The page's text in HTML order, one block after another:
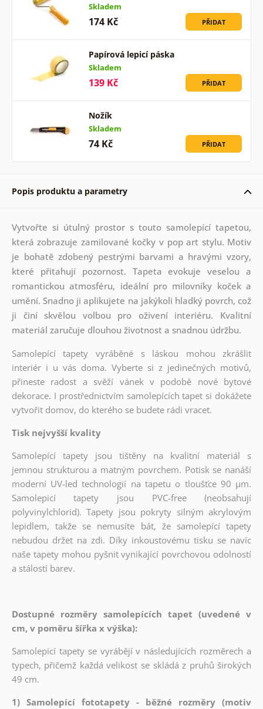
Skladem
174 Kč PŘIDAT
Papírová lepicí páska
Skladem
139 Kč PŘIDAT
Nožík
Skladem
74 Kč PŘIDAT
Popis produktu a parametry
Vytvořte si útulný prostor s touto samolepící tapetou,
která zobrazuje zamilované kočky v pop art stylu. Motiv
je bohatě zdobený pestrými barvami a hravými vzory,
které přitahují pozornost. Tapeta evokuje veselou a
romantickou atmosféru, ideální pro milovníky koček a
umění. Snadno ji aplikujete na jakýkoli hladký povrch, což
ji činí skvělou volbou pro oživení interiéru. Kvalitní
materiál zaručuje dlouhou životnost a snadnou údržbu.
Samolepící tapety vyráběné s láskou mohou zkrášlit
interiér i u vás doma. Vyberte si z jedinečných motivů,
přineste radost a svěží vánek v podobě nové bytové
dekorace. I prostřednictvím samolepících tapet si dokážete
vytvořit domov, do kterého se budete rádi vracet.
Tisk nejvyšší kvality
Samolepící tapety jsou tištěny na kvalitní materiál s
jemnou strukturou a matným povrchem. Potisk se nanáší
moderní UV-led technologií na tapetu o tloušťce 90 µm.
Samolepicí tapety jsou PVC-free (neobsahují
polyvinylchlorid). Tapety jsou pokryty silným akrylovým
lepidlem, takže se nemusíte bát, že samolepící tapety
nebudou držet na zdi. Díky inkoustovému tisku se navíc
naše tapety mohou pyšnit vynikající povrchovou odolností
a stálostí barev.
Dostupné rozměry samolepících tapet (uvedené v
cm, v poměru šířka x výška):
Samolepicí tapety se vyrábějí v následujících rozměrech a
typech, přičemž každá velikost se skládá z pruhů širokých
49 cm.
1) Samolepící fototapety - běžné rozměry (motiv